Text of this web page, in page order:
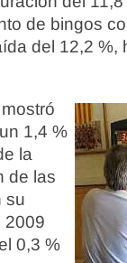
de bingos
del 12,2 %,
1,4 %
la
de las
su
2009
0,3 %